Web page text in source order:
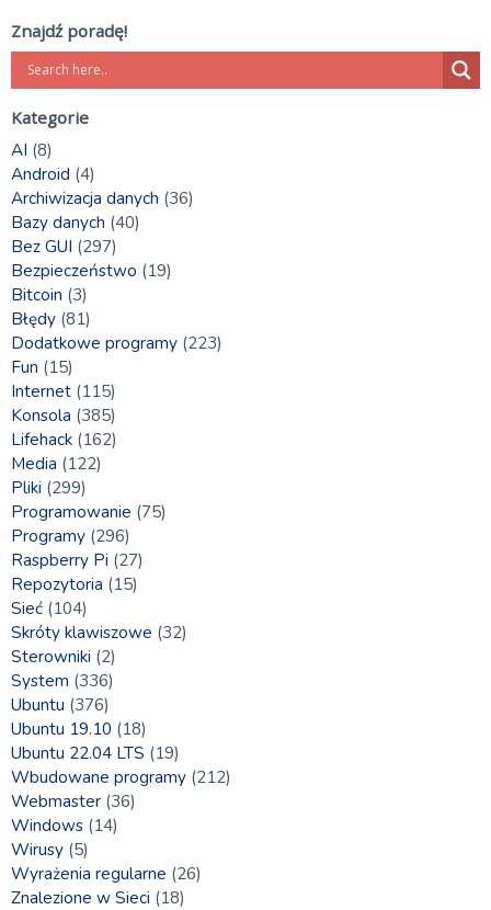
Znajdź poradę!
Kategorie
AI (8)
Android (4)
Archiwizacja danych (36)
Bazy danych (40)
Bez GUI (297)
Bezpieczeństwo (19)
Bitcoin (3)
Błędy (81)
Dodatkowe programy (223)
Fun (15)
Internet (115)
Konsola (385)
Lifehack (162)
Media (122)
Pliki (299)
Programowanie (75)
Programy (296)
Raspberry Pi (27)
Repozytoria (15)
Sieć (104)
Skróty klawiszowe (32)
Sterowniki (2)
System (336)
Ubuntu (376)
Ubuntu 19.10 (18)
Ubuntu 22.04 LTS (19)
Wbudowane programy (212)
Webmaster (36)
Windows (14)
Wirusy (5)
Wyrażenia regularne (26)
Znalezione w Sieci (18)